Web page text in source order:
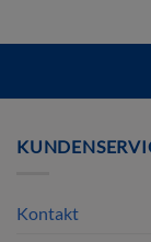
Kontakt